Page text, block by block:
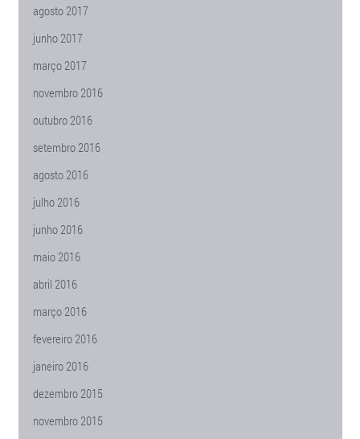
agosto 2017
junho 2017
março 2017
novembro 2016
outubro 2016
setembro 2016
agosto 2016
julho 2016
junho 2016
maio 2016
abril 2016
março 2016
fevereiro 2016
janeiro 2016
dezembro 2015
novembro 2015